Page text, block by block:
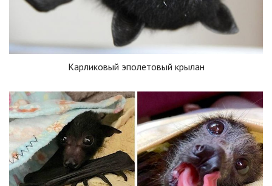
Карликовый эполетовый крылан